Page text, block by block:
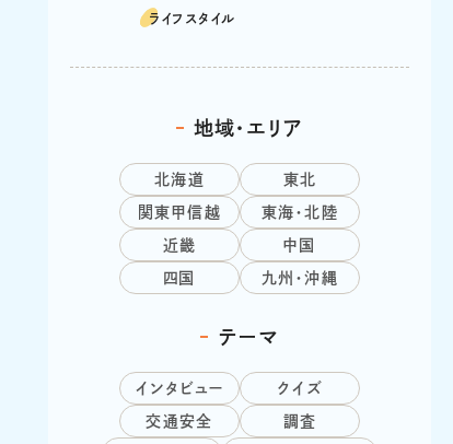
る愛車遍歴
ライフスタイル
地域・エリア
北海道 東北
関東甲信越 東海・北陸
近畿 中国
四国 九州・沖縄
テーマ
インタビュー クイズ
交通安全 調査